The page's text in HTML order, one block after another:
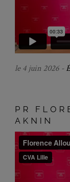
le 4 juin 2026 -
PR
AKNIN